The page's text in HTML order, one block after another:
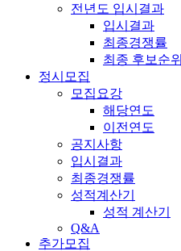
전년도 입시결과
입시결과
최종경쟁률
최종 후보순위
정시모집
모집요강
해당연도
이전연도
공지사항
입시결과
최종경쟁률
성적계산기
성적 계산기
Q&A
추가모집